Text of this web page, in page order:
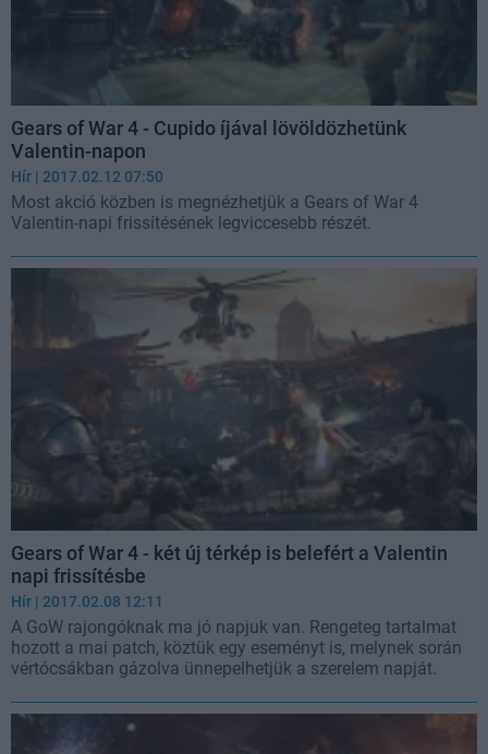
Gears of War 4 - Cupido íjával lövöldözhetünk
Valentin-napon
Hír | 2017.02.12 07:50
Most akció közben is megnézhetjük a Gears of War 4
Valentin-napi frissítésének legviccesebb részét.
Gears of War 4 - két új térkép is belefért a Valentin
napi frissítésbe
Hír | 2017.02.08 12:11
A GoW rajongóknak ma jó napjuk van. Rengeteg tartalmat
hozott a mai patch, köztük egy eseményt is, melynek során
vértócsákban gázolva ünnepelhetjük a szerelem napját.